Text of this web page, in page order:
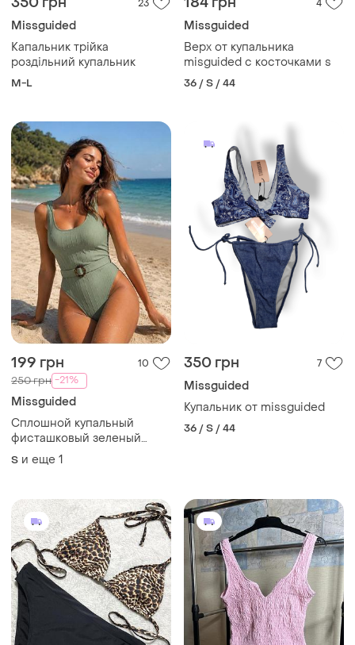
23
Missguided
Капальник трійка
роздільний купальник
M-L
4
Missguided
Верх от купальника
misguided с косточками s
36 / S / 44
199 грн 10
250 грн -21%
Missguided
Сплошной купальный
фисташковый зеленый
слитная высокая посадка
высокий вырез хаки в
эластичный цвета матча
S и еще 1
350 грн 7
Missguided
Купальник от missguided
36 / S / 44